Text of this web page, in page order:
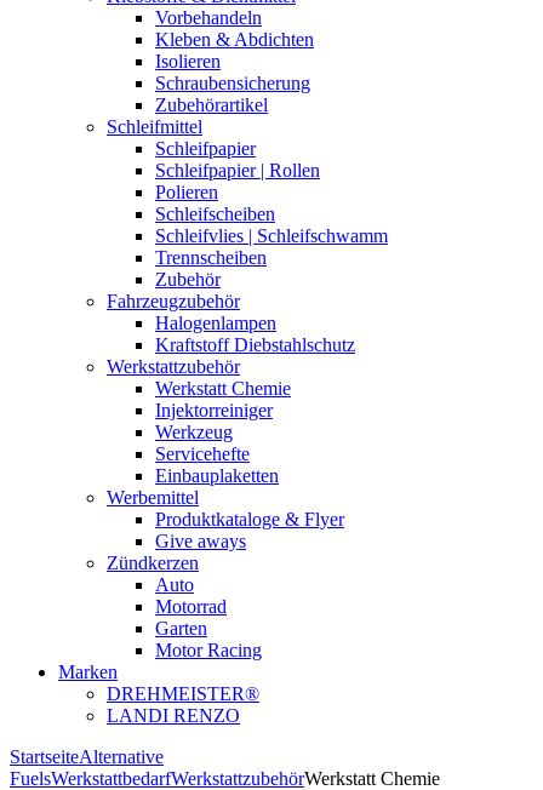
Vorbehandeln
Kleben & Abdichten
Isolieren
Schraubensicherung
Zubehörartikel
Schleifmittel
Schleifpapier
Schleifpapier | Rollen
Polieren
Schleifscheiben
Schleifvlies | Schleifschwamm
Trennscheiben
Zubehör
Fahrzeugzubehör
Halogenlampen
Kraftstoff Diebstahlschutz
Werkstattzubehör
Werkstatt Chemie
Injektorreiniger
Werkzeug
Servicehefte
Einbauplaketten
Werbemittel
Produktkataloge & Flyer
Give aways
Zündkerzen
Auto
Motorrad
Garten
Motor Racing
Marken
DREHMEISTER®
LANDI RENZO
StartseiteAlternative
FuelsWerkstattbedarfWerkstattzubehörWerkstatt Chemie